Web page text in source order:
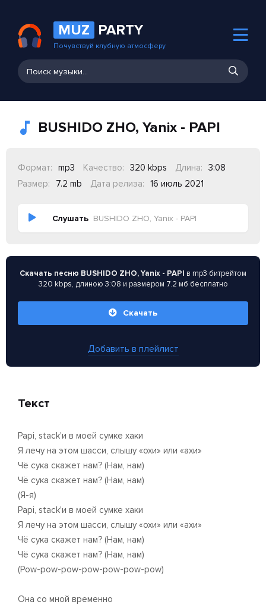
MUZ PARTY
Почувствуй клубную атмосферу
BUSHIDO ZHO, Yanix - PAPI
Формат: mp3 Качество: 320 kbps Длина:
3:08
Размер:
7.2 mb Дата релиза: 16 июль 2021
Слушать BUSHIDO ZHO, Yanix - PAPI
Скачать песню BUSHIDO ZHO, Yanix - PAPI в mp3 битрейтом
320 kbps, длиною 3:08 и размером 7.2 мб бесплатно
Скачать
Добавить в плейлист
Текст
Papi, stack'и в моей сумке хаки
Я лечу на этом шасси, слышу «охи» или «ахи»
Чё сука скажет нам? (Нам, нам)
Чё сука скажет нам? (Нам, нам)
(Я-я)
Papi, stack'и в моей сумке хаки
Я лечу на этом шасси, слышу «охи» или «ахи»
Чё сука скажет нам? (Нам, нам)
Чё сука скажет нам? (Нам, нам)
(Pow-pow-pow-pow-pow-pow-pow)
Она со мной временно